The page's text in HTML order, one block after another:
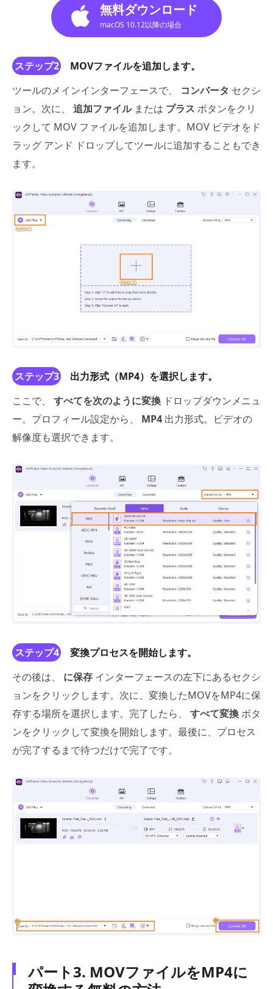
無料ダウンロード
macOS 10.12以降の場合
ステップ2
MOVファイルを追加します。
ツールのメインインターフェースで、 コンバータ セクシ
ョン。次に、 追加ファイルまたは プラス ボタンをクリ
ックして MOV ファイルを追加します。MOV ビデオをド
ラッグ アンド ドロップしてツールに追加することもでき
ます。
ステップ3
出力形式（MP4）を選択します。
ここで、 すべてを次のように変換 ドロップダウンメニュ
ー。プロフィール設定から、 MP4 出力形式。ビデオの
解像度も選択できます。
ステップ4
変換プロセスを開始します。
その後は、 に保存 インターフェースの左下にあるセクシ
ョンをクリックします。次に、変換したMOVをMP4に保
存する場所を選択します。完了したら、 すべて変換ボタ
ンをクリックして変換を開始します。最後に、プロセス
が完了するまで待つだけで完了です。
パート3. MOVファイルをMP4に